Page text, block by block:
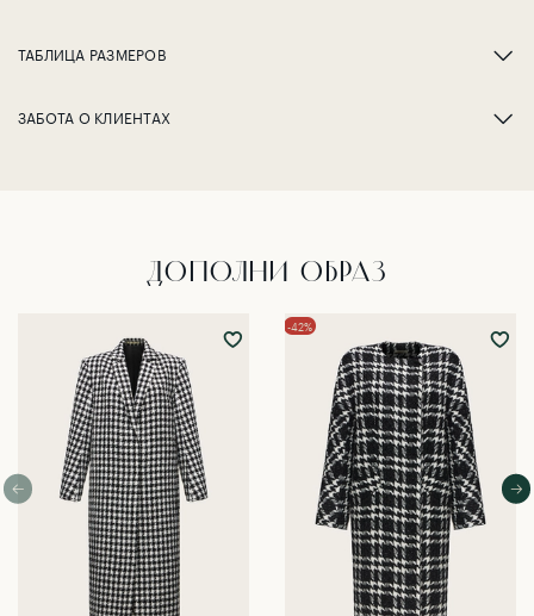
ТАБЛИЦА РАЗМЕРОВ
ЗАБОТА О КЛИЕНТАХ
ДОПОЛНИ ОБРАЗ
-42%